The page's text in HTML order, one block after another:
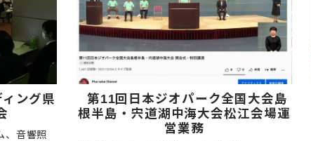
ング県
、音響照
第11回日本ジオパーク全国大会島
根半島・宍道湖中海大会松江会場運
営業務